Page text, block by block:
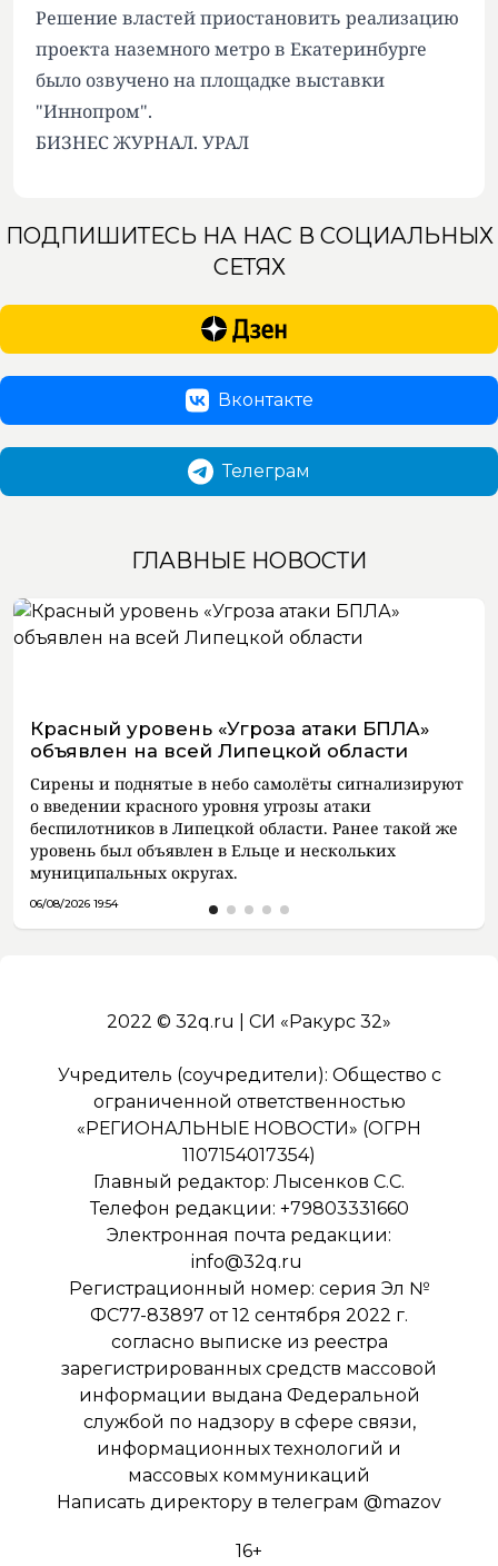
Решение властей приостановить реализацию
проекта наземного метро в Екатеринбурге
было озвучено на площадке выставки
"Иннопром".
БИЗНЕС ЖУРНАЛ. УРАЛ
ПОДПИШИТЕСЬ НА НАС В СОЦИАЛЬНЫХ
СЕТЯХ
Вконтакте
Телеграм
ГЛАВНЫЕ НОВОСТИ
Красный уровень «Угроза атаки БПЛА»
объявлен на всей Липецкой области
Сирены и поднятые в небо самолёты сигнализируют
о введении красного уровня угрозы атаки
беспилотников в Липецкой области. Ранее такой же
уровень был объявлен в Ельце и нескольких
муниципальных округах.
06/08/2026 19:54
2022 © 32q.ru | СИ «Ракурс 32»
Учредитель (соучредители): Общество с
ограниченной ответственностью
«РЕГИОНАЛЬНЫЕ НОВОСТИ» (ОГРН
1107154017354)
Главный редактор: Лысенков С.С.
Телефон редакции: +79803331660
Электронная почта редакции:
info@32q.ru
Регистрационный номер: серия Эл №
ФС77-83897 от 12 сентября 2022 г.
согласно выписке из реестра
зарегистрированных средств массовой
информации выдана Федеральной
службой по надзору в сфере связи,
информационных технологий и
массовых коммуникаций
Написать директору в телеграм @mazov
16+